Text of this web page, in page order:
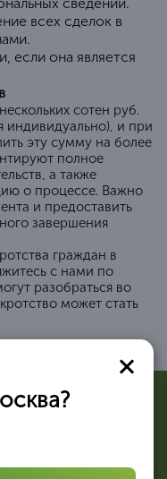
всех сделок в
если она является
сотен руб.
индивидуально), и при
эту сумму на более
полное
а также
о процессе. Важно
и предоставить
завершения
граждан в
с нами по
разобраться во
может стать